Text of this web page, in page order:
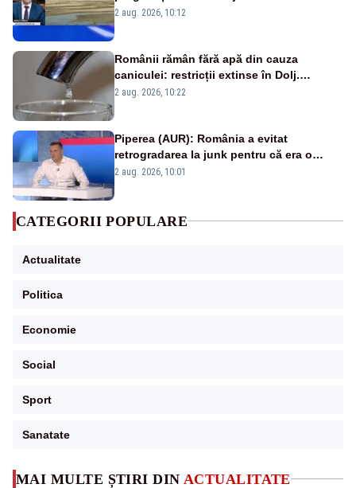
MAI MULTE ȘTIRI DIN ACTUALITATE
protejăm și natura, dar nu șținem omaneii
2 aug. 2026, 10:12
Românii rămân fără apă din cauza
caniculei: restricții extinse în Dolj.
Oamenii au „cu program la robinet”
2 aug. 2026, 10:22
Piperea (AUR): România a evitat
retrogradarea la junk pentru că era o
catastrofă pentru bănci și fondurile de
2 aug. 2026, 10:01
CATEGORII POPULARE
Actualitate
Politica
Economie
Social
Sport
Sanatate